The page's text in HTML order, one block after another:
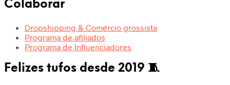
Colaborar
Dropshipping & Comércio grossista
Programa de afiliados
Programa de Influenciadores
Felizes tufos desde 2019 🧵